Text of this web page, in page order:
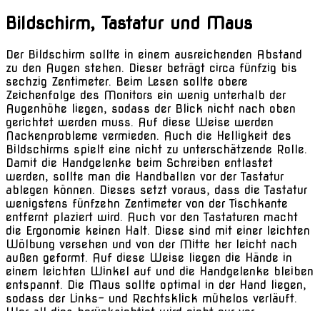
Bildschirm, Tastatur und Maus
Der Bildschirm sollte in einem ausreichenden Abstand
zu den Augen stehen. Dieser beträgt circa fünfzig bis
sechzig Zentimeter. Beim Lesen sollte obere
Zeichenfolge des Monitors ein wenig unterhalb der
Augenhöhe liegen, sodass der Blick nicht nach oben
gerichtet werden muss. Auf diese Weise werden
Nackenprobleme vermieden. Auch die Helligkeit des
Bildschirms spielt eine nicht zu unterschätzende Rolle.
Damit die Handgelenke beim Schreiben entlastet
werden, sollte man die Handballen vor der Tastatur
ablegen können. Dieses setzt voraus, dass die Tastatur
wenigstens fünfzehn Zentimeter von der Tischkante
entfernt plaziert wird. Auch vor den Tastaturen macht
die Ergonomie keinen Halt. Diese sind mit einer leichten
Wölbung versehen und von der Mitte her leicht nach
außen geformt. Auf diese Weise liegen die Hände in
einem leichten Winkel auf und die Handgelenke bleiben
entspannt. Die Maus sollte optimal in der Hand liegen,
sodass der Links- und Rechtsklick mühelos verläuft.